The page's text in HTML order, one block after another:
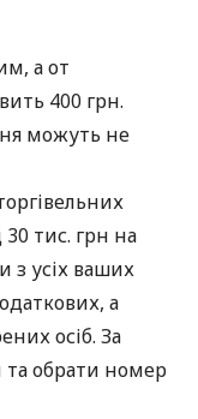
а от
400 грн.
можуть не
тис. грн на
з усіх ваших
а
осіб. За
обрати номер